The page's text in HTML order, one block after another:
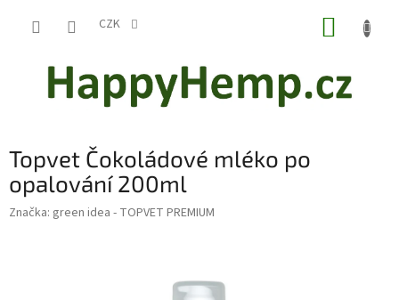
CZK
Topvet Čokoládové mléko po
opalování 200ml
Značka: green idea - TOPVET PREMIUM